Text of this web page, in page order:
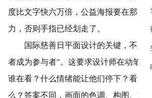
度比文字快六万倍，公益海报要在那零
力，否则手指已经划走了。
国际慈善日平面设计的关键，不是
者成为参与者"。这要求设计师在动笔前
谁在看？什么情绪能让他们停下？看完
么？答案不同，画面的色调、构图、文